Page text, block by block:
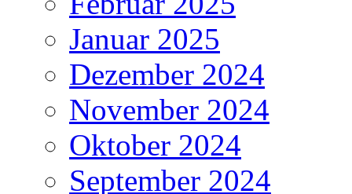
Januar 2025
Dezember 2024
November 2024
Oktober 2024
September 2024